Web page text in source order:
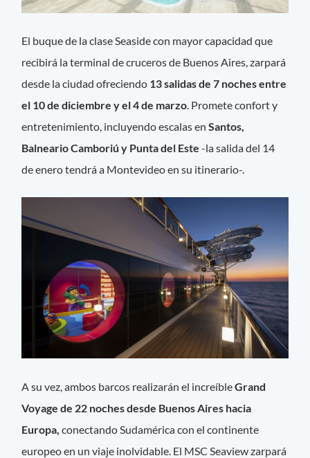
El buque de la clase Seaside con mayor capacidad que
recibirá la terminal de cruceros de Buenos Aires, zarpará
desde la ciudad ofreciendo 13 salidas de 7 noches entre
el 10 de diciembre y el 4 de marzo. Promete confort y
entretenimiento, incluyendo escalas enSantos,
Balneario Camboriú y Punta del Este -la salida del 14
de enero tendrá a Montevideo en su itinerario-.
A su vez, ambos barcos realizarán el increíbleGrand
Voyage de 22 noches desde Buenos Aires hacia
Europa, conectando Sudamérica con el continente
europeo en un viaje inolvidable. El MSC Seaview zarpará